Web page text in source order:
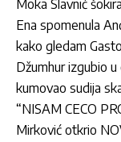
Moka Slavnić
Ena spomenula
kako gledam
Džumhur izgubio
kumovao sudija
“NISAM CECO
Mirković otkrio